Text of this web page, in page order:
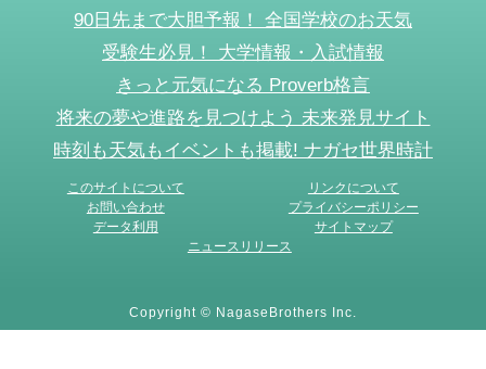
90日先まで大胆予報！ 全国学校のお天気
受験生必見！ 大学情報・入試情報
きっと元気になる Proverb格言
将来の夢や進路を見つけよう 未来発見サイト
時刻も天気もイベントも掲載! ナガセ世界時計
このサイトについて
リンクについて
お問い合わせ
プライバシーポリシー
データ利用
サイトマップ
ニュースリリース
Copyright © NagaseBrothers Inc.